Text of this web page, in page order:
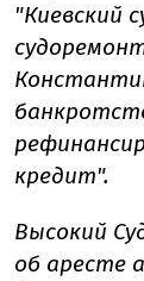
"Киевский
кредит".
Высокий
об аресте